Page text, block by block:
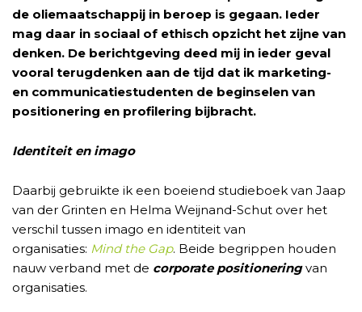
de oliemaatschappij in beroep is gegaan. Ieder
mag daar in sociaal of ethisch opzicht het zijne van
denken. De berichtgeving deed mij in ieder geval
vooral terugdenken aan de tijd dat ik marketing-
en communicatiestudenten de beginselen van
positionering en profilering bijbracht.
Identiteit en imago
Daarbij gebruikte ik een boeiend studieboek van Jaap
van der Grinten en Helma Weijnand-Schut over het
verschil tussen imago en identiteit van
organisaties: Mind the Gap. Beide begrippen houden
nauw verband met de corporate positioneringvan
organisaties.